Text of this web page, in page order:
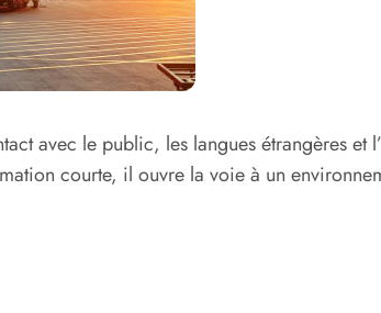
avec le public, les langues étrangères et
courte, il ouvre la voie à un